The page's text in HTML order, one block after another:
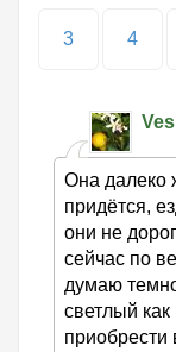
3 4
Она далеко
придётся,
они не
сейчас по
думаю
светлый